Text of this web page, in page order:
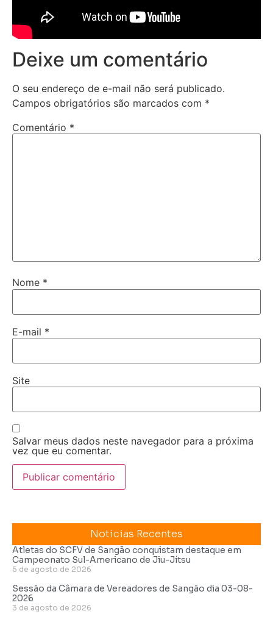
Deixe um comentário
O seu endereço de e-mail não será publicado.
Campos obrigatórios são marcados com *
Comentário *
Nome *
E-mail *
Site
Salvar meus dados neste navegador para a próxima
vez que eu comentar.
Noticias Recentes
Atletas do SCFV de Sangão conquistam destaque em
Campeonato Sul-Americano de Jiu-Jítsu
5 de agosto de 2026
Sessão da Câmara de Vereadores de Sangão dia 03-08-
2026
3 de agosto de 2026